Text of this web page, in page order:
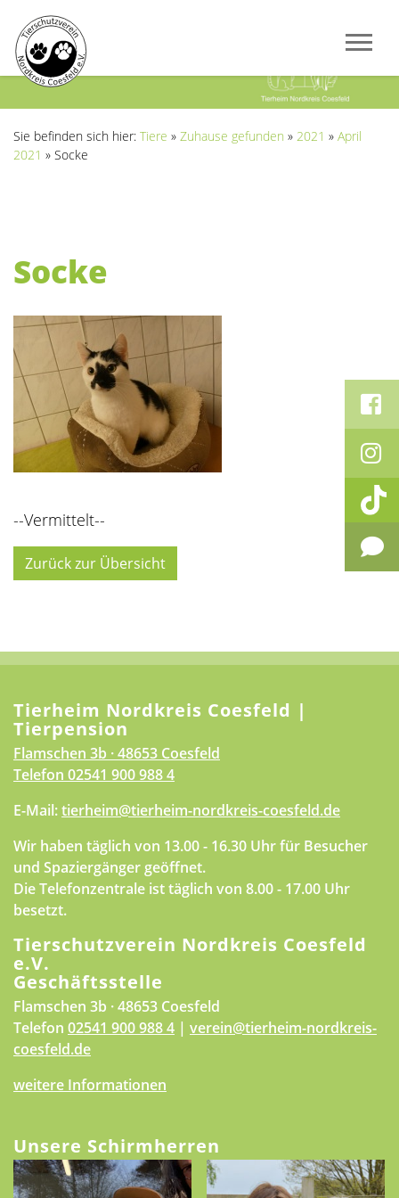
Sie befinden sich hier: Tiere » Zuhause gefunden » 2021 » April
2021 » Socke
Socke
--Vermittelt--
Zurück zur Übersicht
Tierheim Nordkreis Coesfeld |
Tierpension
Flamschen 3b · 48653 Coesfeld
Telefon 02541 900 988 4
E-Mail:tierheim@tierheim-nordkreis-coesfeld.de
Wir haben täglich von 13.00 - 16.30 Uhr für Besucher
und Spaziergänger geöffnet.
Die Telefonzentrale ist täglich von 8.00 - 17.00 Uhr
besetzt.
Tierschutzverein Nordkreis Coesfeld
e.V.
Geschäftsstelle
Flamschen 3b · 48653 Coesfeld
Telefon 02541 900 988 4 | verein@tierheim-nordkreis-
coesfeld.de
weitere Informationen
Unsere Schirmherren